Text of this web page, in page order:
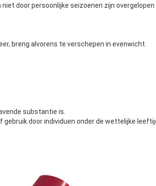
door persoonlijke seizoenen zijn
breng alvorens te verschepen in evenwicht.
substantie is.
door individuen onder de wettelijke